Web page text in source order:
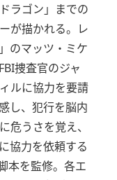
ラゴン」までの
が描かれる。 レ
のマッツ・ミケ
捜査官のジャ
ルに協力を要請
し、犯行を脳内
危うさを覚え、
協力を依頼する
本を監修。各エ